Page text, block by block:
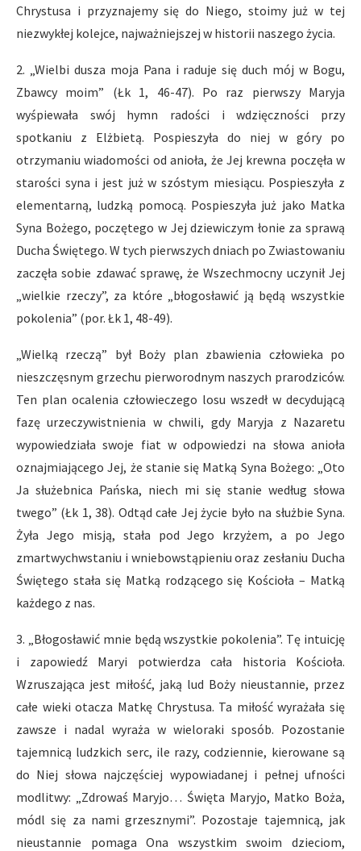
Chrystusa i przyznajemy się do Niego, stoimy już w tej
niezwykłej kolejce, najważniejszej w historii naszego życia.
2. „Wielbi dusza moja Pana i raduje się duch mój w Bogu,
Zbawcy moim” (Łk 1, 46-47). Po raz pierwszy Maryja
wyśpiewała swój hymn radości i wdzięczności przy
spotkaniu z Elżbietą. Pospieszyła do niej w góry po
otrzymaniu wiadomości od anioła, że Jej krewna poczęła w
starości syna i jest już w szóstym miesiącu. Pospieszyła z
elementarną, ludzką pomocą. Pospieszyła już jako Matka
Syna Bożego, poczętego w Jej dziewiczym łonie za sprawą
Ducha Świętego. W tych pierwszych dniach po Zwiastowaniu
zaczęła sobie zdawać sprawę, że Wszechmocny uczynił Jej
„wielkie rzeczy”, za które „błogosławić ją będą wszystkie
pokolenia” (por. Łk 1, 48-49).
„Wielką rzeczą” był Boży plan zbawienia człowieka po
nieszczęsnym grzechu pierworodnym naszych prarodziców.
Ten plan ocalenia człowieczego losu wszedł w decydującą
fazę urzeczywistnienia w chwili, gdy Maryja z Nazaretu
wypowiedziała swoje fiat w odpowiedzi na słowa anioła
oznajmiającego Jej, że stanie się Matką Syna Bożego: „Oto
Ja służebnica Pańska, niech mi się stanie według słowa
twego” (Łk 1, 38). Odtąd całe Jej życie było na służbie Syna.
Żyła Jego misją, stała pod Jego krzyżem, a po Jego
zmartwychwstaniu i wniebowstąpieniu oraz zesłaniu Ducha
Świętego stała się Matką rodzącego się Kościoła – Matką
każdego z nas.
3. „Błogosławić mnie będą wszystkie pokolenia”. Tę intuicję
i zapowiedź Maryi potwierdza cała historia Kościoła.
Wzruszająca jest miłość, jaką lud Boży nieustannie, przez
całe wieki otacza Matkę Chrystusa. Ta miłość wyrażała się
zawsze i nadal wyraża w wieloraki sposób. Pozostanie
tajemnicą ludzkich serc, ile razy, codziennie, kierowane są
do Niej słowa najczęściej wypowiadanej i pełnej ufności
modlitwy: „Zdrowaś Maryjo… Święta Maryjo, Matko Boża,
módl się za nami grzesznymi”. Pozostaje tajemnicą, jak
nieustannie pomaga Ona wszystkim swoim dzieciom,